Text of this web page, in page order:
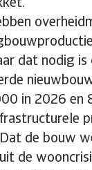
dat nodig
in 2026 en
de bouw
de